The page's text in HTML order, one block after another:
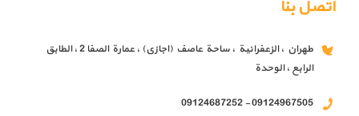
اتصل بنا
طهران ، الزعفرانية ، ساحة عاصف (اجازي) ، عمارة الصفا 2 ، الطابق
الرابع ، الوحدة
09124967505 - 09124687252